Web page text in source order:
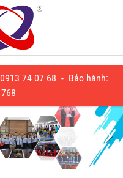
74 07 68 - Bảo hành: